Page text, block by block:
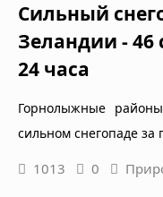
Сильный
Зеландии - 46
24 часа
Горнолыжные
сильном снегопаде за
1013 0